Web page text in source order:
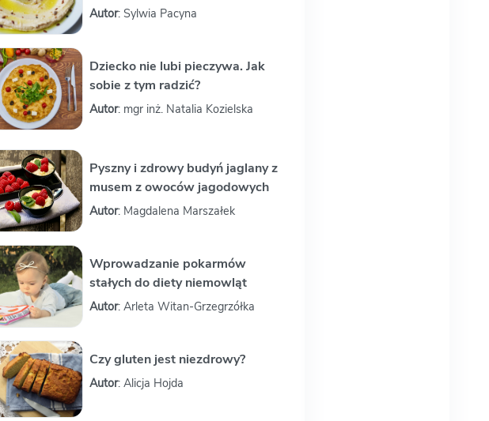
Autor: Sylwia Pacyna
Dziecko nie lubi pieczywa. Jak
sobie z tym radzić?
Autor: mgr inż. Natalia Kozielska
Pyszny i zdrowy budyń jaglany z
musem z owoców jagodowych
Autor: Magdalena Marszałek
Wprowadzanie pokarmów
stałych do diety niemowląt
Autor: Arleta Witan-Grzegrzółka
Czy gluten jest niezdrowy?
Autor: Alicja Hojda